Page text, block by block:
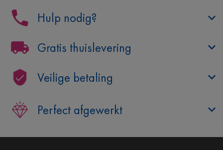
Hulp nodig?
Gratis thuislevering
Veilige betaling
Perfect afgewerkt